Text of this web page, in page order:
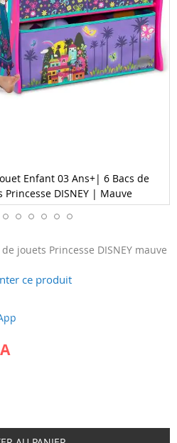
jouets Princesse DISNEY mauve
ce produit
Enfant 03 Ans+| 6 Bacs de
DISNEY | Mauve